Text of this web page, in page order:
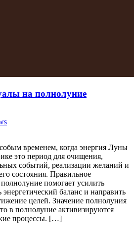
на полнолуние
временем, когда энергия Луны
это период для очищения,
событий, реализации желаний и
состояния. Правильное
помогает усилить
баланс и направить
целей. Значение полнолуния
в полнолуние активизируются
процессы. […]